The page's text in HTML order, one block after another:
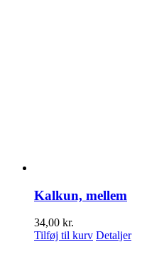
Kalkun, mellem
34,00 kr.
Tilføj til kurv Detaljer